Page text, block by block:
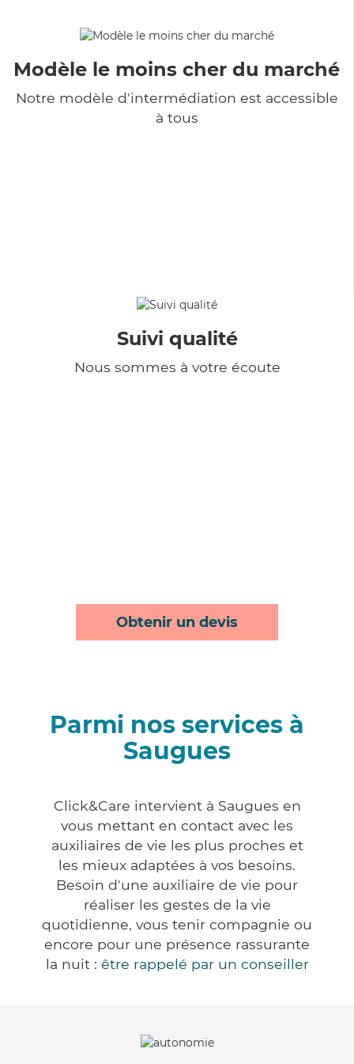
Modèle le moins cher du marché
Notre modèle d'intermédiation est accessible
à tous
Suivi qualité
Nous sommes à votre écoute
Obtenir un devis
Parmi nos services à
Saugues
Click&Care intervient à Saugues en
vous mettant en contact avec les
auxiliaires de vie les plus proches et
les mieux adaptées à vos besoins.
Besoin d'une auxiliaire de vie pour
réaliser les gestes de la vie
quotidienne, vous tenir compagnie ou
encore pour une présence rassurante
la nuit : être rappelé par un conseiller